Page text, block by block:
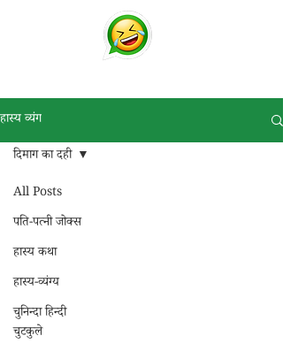
हास्य व्यंग
All Posts
पति-पत्नी जोक्स
हास्य कथा
हास्य-व्यंग्य
चुनिन्दा हिन्दी
चुटकुले
दिमाग का दही